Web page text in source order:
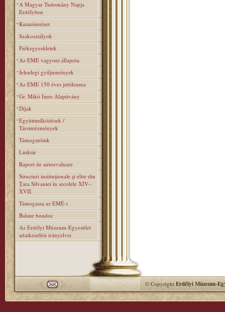
A Magyar Tudomány Napja
Erdélyben
Kutatóintézet
Szakosztályok
Fiókegyesületek
Az EME vagyoni állapota
Jelenlegi gyűjtemények
Az EME 150 éves jubileuma
Gr. Mikó Imre Alapitvány
Díjak
Együttműködések /
Társintézmények
Támogatóink
Linktár
Raport de autoevaluare
Structuri instituţionale şi elite din
Ţara Silvaniei în secolele XIV–
XVII.
Támogassa az EMÉ-t
Balaur bondoc
Az Erdélyi Múzeum-Egyesület
adatkezelési irányelvei
© CopyrightErdélyi Múzeum-